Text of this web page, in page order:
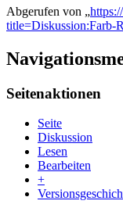
Abgerufen von „
title=Diskussion:Farb-
Seitenaktionen
Seite
Diskussion
Lesen
Bearbeiten
+